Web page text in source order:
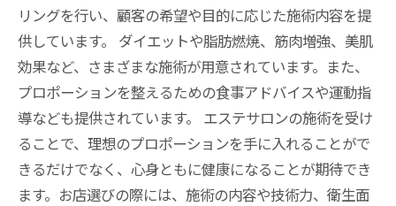
リングを行い、顧客の希望や目的に応じた施術内容を提
供しています。 ダイエットや脂肪燃焼、筋肉増強、美肌
効果など、さまざまな施術が用意されています。また、
プロポーションを整えるための食事アドバイスや運動指
導なども提供されています。 エステサロンの施術を受け
ることで、理想のプロポーションを手に入れることがで
きるだけでなく、心身ともに健康になることが期待でき
ます。お店選びの際には、施術の内容や技術力、衛生面